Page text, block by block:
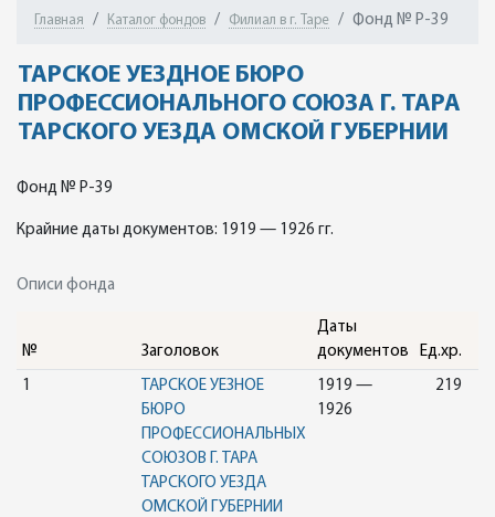
Главная Каталог фондов Филиал в г. Таре Фонд № Р-39
ТАРСКОЕ УЕЗДНОЕ БЮРО
ПРОФЕССИОНАЛЬНОГО СОЮЗА Г. ТАРА
ТАРСКОГО УЕЗДА ОМСКОЙ ГУБЕРНИИ
Фонд № Р-39
Крайние даты документов: 1919 — 1926 гг.
Описи фонда
№ Заголовок
Даты
документов
Ед.хр.
1
ТАРСКОЕ УЕЗНОЕ
БЮРО
ПРОФЕССИОНАЛЬНЫХ
СОЮЗОВ Г. ТАРА
ТАРСКОГО УЕЗДА
ОМСКОЙ ГУБЕРНИИ
1919 —
1926
219